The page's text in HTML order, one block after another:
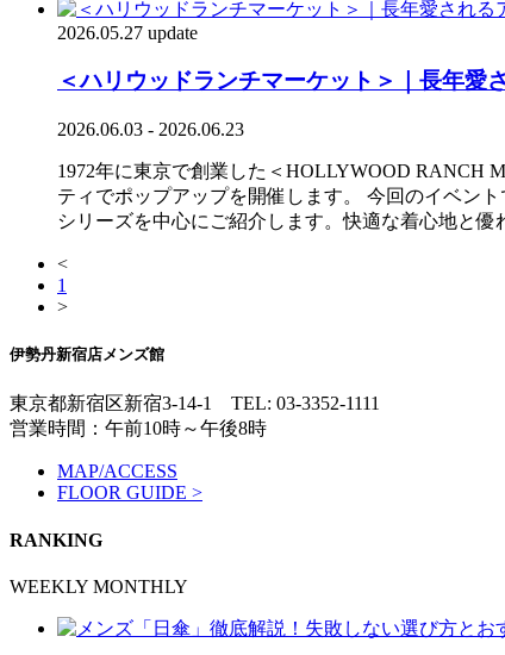
2026.05.27 update
＜ハリウッドランチマーケット＞｜長年愛
2026.06.03 - 2026.06.23
1972年に東京で創業した＜HOLLYWOOD RANCH
ティでポップアップを開催します。 今回のイベン
シリーズを中心にご紹介します。快適な着心地と
<
1
>
伊勢丹新宿店メンズ館
東京都新宿区新宿3-14-1 TEL: 03-3352-1111
営業時間：午前10時～午後8時
MAP/ACCESS
FLOOR GUIDE >
RANKING
WEEKLY MONTHLY